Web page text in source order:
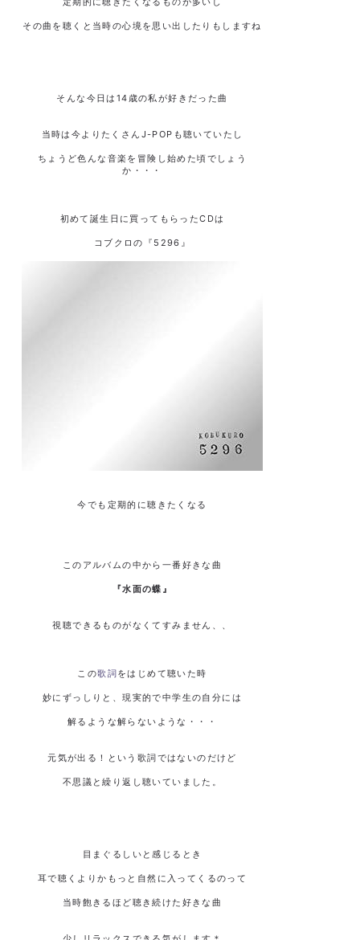
その曲を聴くと当時の心境を思い出したりもしますね
そんな今日は14歳の私が好きだった曲
当時は今よりたくさんJ-POPも聴いていたし
ちょうど色んな音楽を冒険し始めた頃でしょう
か・・・
初めて誕生日に買ってもらったCDは
コブクロの『5296』
今でも定期的に聴きたくなる
このアルバムの中から一番好きな曲
『水面の蝶』
視聴できるものがなくてすみません、、
この歌詞をはじめて聴いた時
妙にずっしりと、現実的で中学生の自分には
解るような解らないような・・・
元気が出る！という歌詞ではないのだけど
不思議と繰り返し聴いていました。
目まぐるしいと感じるとき
耳で聴くよりかもっと自然に入ってくるのって
当時飽きるほど聴き続けた好きな曲